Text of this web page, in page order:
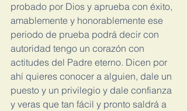
probado por Dios y aprueba con éxito,
amablemente y honorablemente ese
periodo de prueba podrá decir con
autoridad tengo un corazón con
actitudes del Padre eterno. Dicen por
ahí quieres conocer a alguien, dale un
puesto y un privilegio y dale confianza
y veras que tan fácil y pronto saldrá a